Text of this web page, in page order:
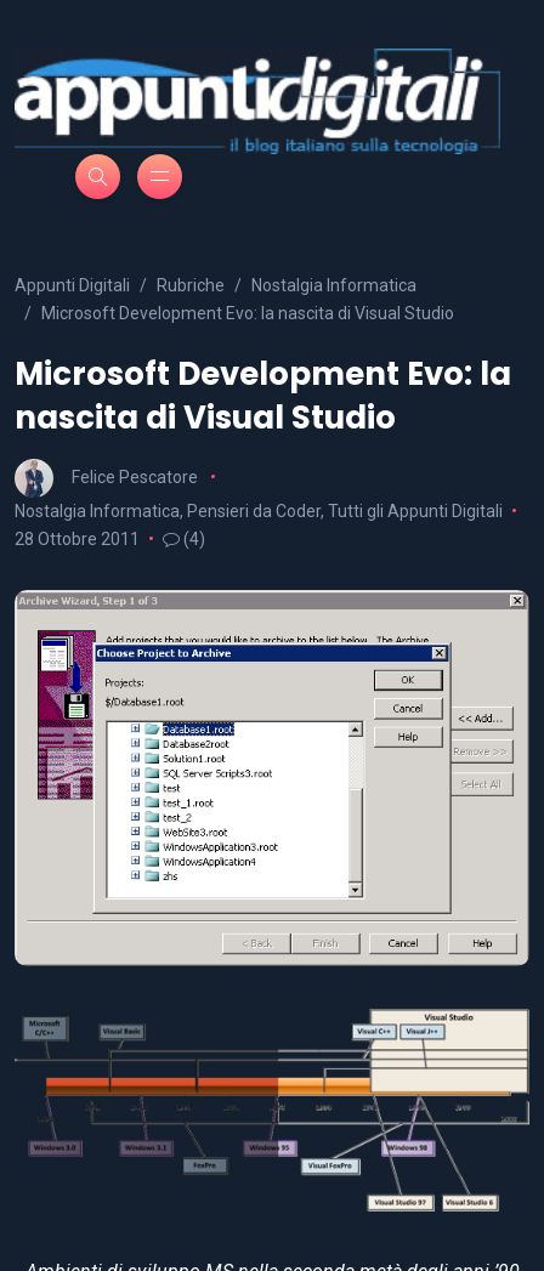
Appunti Digitali Rubriche
Nostalgia Informatica
Microsoft Development Evo: la nascita di Visual Studio
Microsoft Development Evo: la
nascita di Visual Studio
Felice Pescatore
Nostalgia Informatica, Pensieri da Coder, Tutti gli Appunti Digitali
28 Ottobre 2011
(4)